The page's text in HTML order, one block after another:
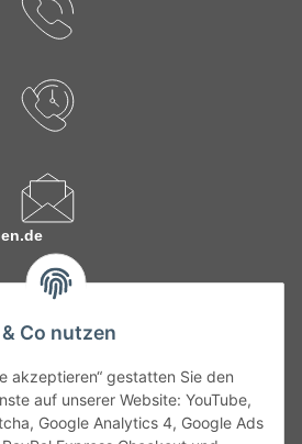
Co nutzen
akzeptieren“ gestatten Sie den
auf unserer Website: YouTube,
Google Analytics 4, Google Ads